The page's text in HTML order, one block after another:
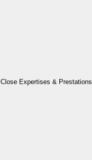
Close Expertises & Prestations